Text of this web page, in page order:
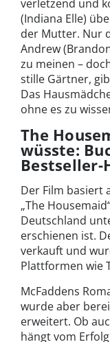
verletzend und
(Indiana Elle)
der Mutter. Nur
Andrew
zu meinen –
stille Gärtner,
Das
ohne es zu
The
wüsste:
Der Film basiert
„The
Deutschland
erschienen ist.
verkauft und
Plattformen wie
McFaddens
wurde aber
erweitert. Ob
hängt vom